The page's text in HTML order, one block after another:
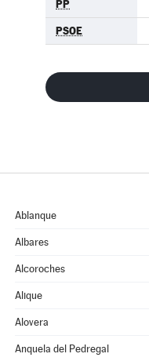
PP
PSOE
Ablanque
Albares
Alcoroches
Alique
Alovera
Anquela del Pedregal